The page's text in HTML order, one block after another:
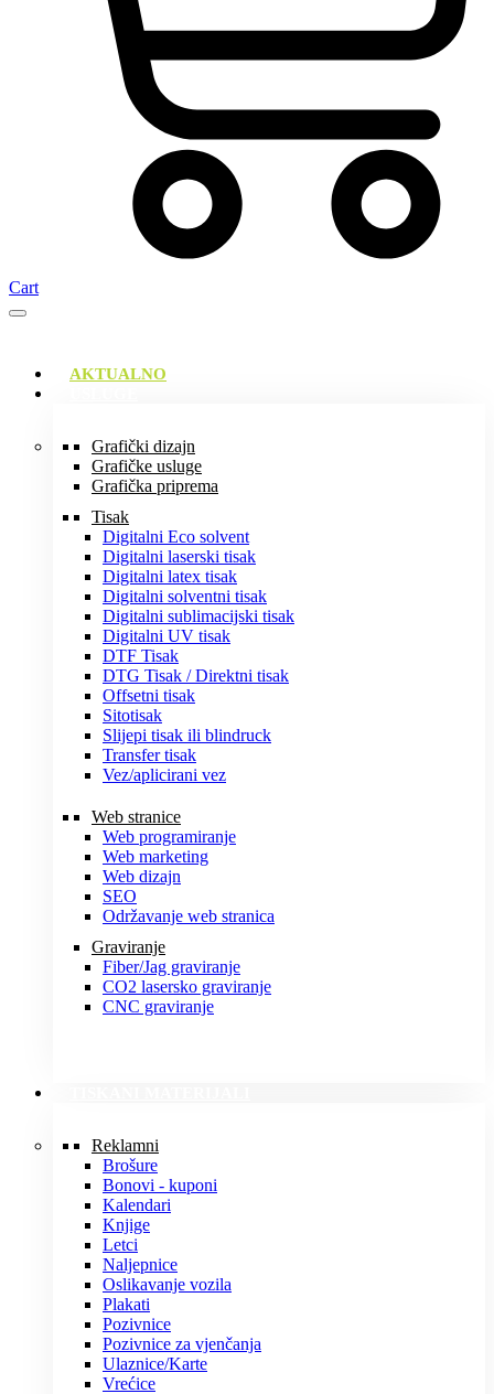
Cart
AKTUALNO
Grafički dizajn
Grafičke usluge
Grafička priprema
Tisak
Digitalni Eco solvent
Digitalni laserski tisak
Digitalni latex tisak
Digitalni solventni tisak
Digitalni sublimacijski tisak
Digitalni UV tisak
DTF Tisak
DTG Tisak / Direktni tisak
Offsetni tisak
Sitotisak
Slijepi tisak ili blindruck
Transfer tisak
Vez/aplicirani vez
Web stranice
Web programiranje
Web marketing
Web dizajn
SEO
Održavanje web stranica
Graviranje
Fiber/Jag graviranje
CO2 lasersko graviranje
CNC graviranje
Reklamni
Brošure
Bonovi - kuponi
Kalendari
Knjige
Letci
Naljepnice
Oslikavanje vozila
Plakati
Pozivnice
Pozivnice za vjenčanja
Ulaznice/Karte
Vrećice